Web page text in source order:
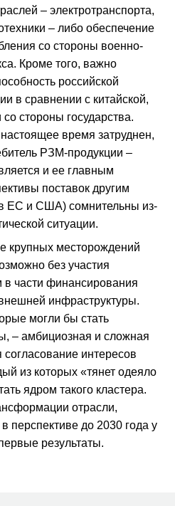
– электротранспорта,
– либо обеспечение
со стороны военно-
Кроме того, важно
российской
в сравнении с китайской,
стороны государства.
время затруднен,
РЗМ-продукции –
и ее главным
поставок другим
ЕС и США) сомнительны из-
ситуации.
крупных месторождений
без участия
в части финансирования
инфраструктуры.
могли бы стать
– амбициозная и сложная
интересов
из которых «тянет одеяло
ядром такого кластера.
отрасли,
перспективе до 2030 года у
результаты.